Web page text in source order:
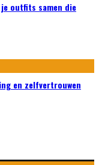
outfits samen die
en zelfvertrouwen